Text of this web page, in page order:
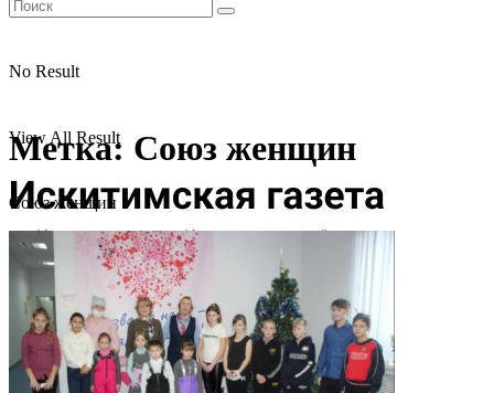
No Result
View All Result
Метка: Союз женщин
Союз женщин